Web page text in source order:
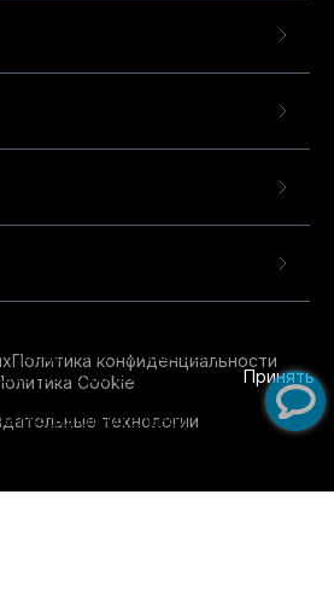
Политика конфиденциальности
Cookie
технологии
Продолжая использовать
с использованием
дополнительной
Принять